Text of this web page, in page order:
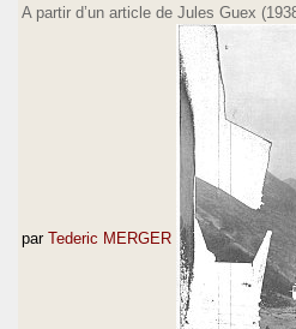
A partir d’un article de Jules Guex
par Tederic MERGER